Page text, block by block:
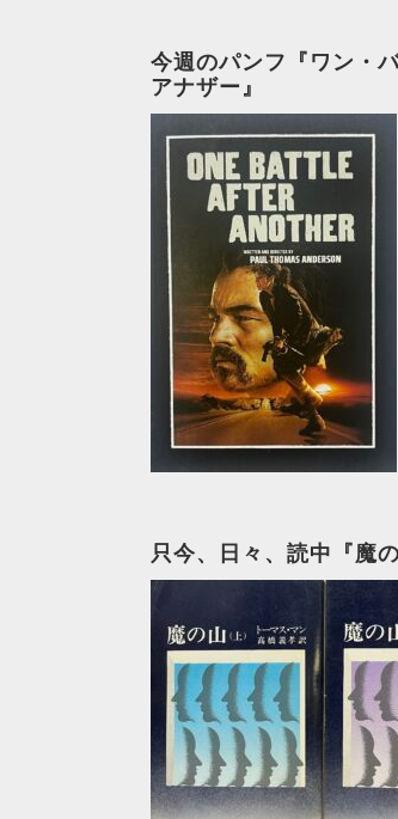
今週のパンフ『ワン・
アナザー』
只今、日々、読中『魔の